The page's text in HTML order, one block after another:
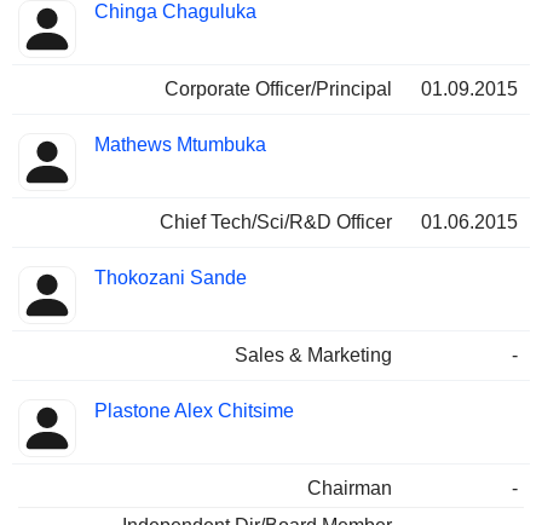
Chinga Chaguluka
Corporate Officer/Principal 01.09.2015
Mathews Mtumbuka
Chief Tech/Sci/R&D Officer 01.06.2015
Thokozani Sande
Sales & Marketing -
Plastone Alex Chitsime
Chairman
-